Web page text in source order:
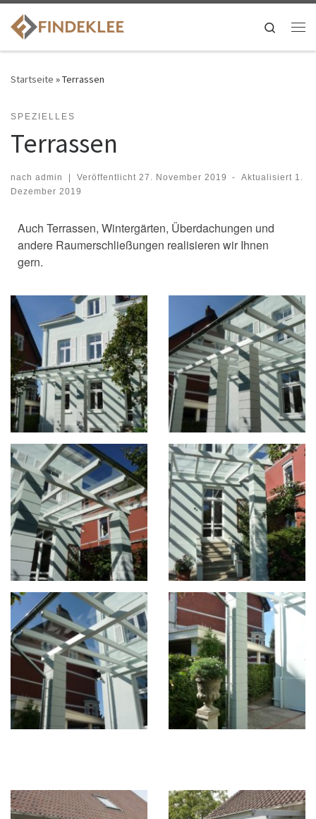
Search
Startseite »Terrassen
SPEZIELLES
Terrassen
nach admin Veröffentlicht 27. November 2019 - Aktualisiert 1.
Dezember 2019
Auch Terrassen, Wintergärten, Überdachungen und
andere Raumerschließungen realisieren wir Ihnen
gern.